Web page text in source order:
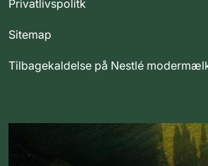
Privatlivspolitk
Sitemap
Tilbagekaldelse på Nestlé